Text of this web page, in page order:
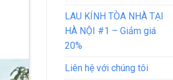
LAU KÍNH TÒA NHÀ TẠI
HÀ NỘI #1 – Giảm giá
20%
Liên hệ với chúng tôi